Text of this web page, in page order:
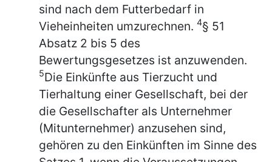
sind nach dem Futterbedarf in
Vieheinheiten umzurechnen. 4§ 51
Absatz 2 bis 5 des
Bewertungsgesetzes ist anzuwenden.
5Die Einkünfte aus Tierzucht und
Tierhaltung einer Gesellschaft, bei der
die Gesellschafter als Unternehmer
(Mitunternehmer) anzusehen sind,
gehören zu den Einkünften im Sinne des